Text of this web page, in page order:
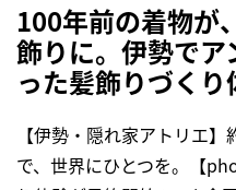
100年前の着物が
飾りに。伊勢で
った髪飾りづく
【伊勢・隠れ家アトリエ
で、世界にひとつを。【